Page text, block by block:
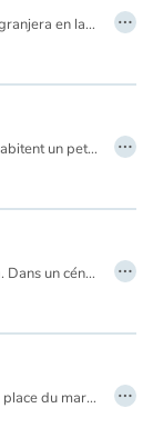
Tres hermanos viven en una aldea granjera en las montañas de la India. Un día, deciden ir a buscar fortuna, con la ayuda de un hombre sabio. Él les ofrece a cada uno una pluma, que los ayudará a encontrar lo que tan profundamente anhelan... …
Suuki et son petit frère Aung-Min habitent un petit village de pêcheurs sur la côte en Birmanie. Ils passent tout leur temps libre à chercher les trésors que la mer abandonne sur les plages.
Un jour, ils découvrent un bateau échoué en bien triste état. Mais voilà que le lendemain les enfants le trouvent à l’eau, prêt à prendre le large ! Le bois de la coque murmure, les voiles se gonflent et le bateau ensorcelé raconte alors son histoire : c’est un génie des mers, en route pour un fabuleux voyage…
…
Au cœur du Yucatan, en pays Maya. Dans un cénote bien caché vit une créature mystérieuse, gardienne du trésor d’une ancienne civilisation disparue. Plongée dans l’obscurité, elle attend avidement le passage du soleil dont les rayons ne parviennent jusqu’au fond de sa grotte qu’une fois par an. Le jour approche et cette fois la créature est bien décidée à tout faire pour garder cette lumière qui la réchauffe et lui permet d’admirer son trésor… Mais peut on capturer le soleil ? Et plus encore le garder ? …
Un enfant et sa mère arrivent sur la place du marché, où se tient un magnifique manège. Malheureusement, celui-ci est fermé et le soir commence à tomber. M. Zaglio, le propriétaire, est allé à l’usine acheter 15 mètres de fil. S’il revient avant la nuit, le manège ouvrira. Mais si la nuit est tombée, il restera fermé. Alors, vite ! Il faut retrouver M. Zaglio avant la nuit ! …